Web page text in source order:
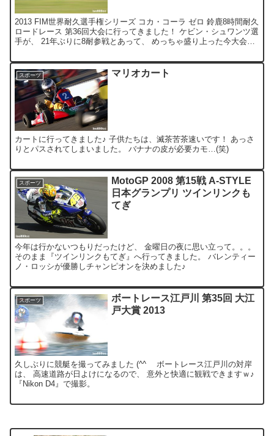
2013 FIM世界耐久選手権シリーズ コカ・コーラ ゼロ 鈴鹿8時間耐久
ロードレース 第36回大会に行ってきました！ ケビン・シュワンツ選
手が、 21年ぶりに8耐参戦とあって、 めっちゃ盛り上った今大会！
スポーツ マリオカート
カートに行ってきました♪ 子供たちは、滅茶苦茶速いです！ あっさ
りとパスされてしまいました。 バナナの皮が必要カモ…(笑)
スポーツ
MotoGP 2008 第15戦 A-STYLE
日本グランプリ ツインリンクも
てぎ
今年は行かないつもりだったけど、 金曜日の夜に思い立って。。。
そのまま『ツインリンクもてぎ』へ行ってきました。 バレンティー
ノ・ロッシが優勝しチャンピオンを決めました♪
スポーツ
ボートレース江戸川 第35回 大江
戸大賞 2013
久しぶりに競艇を撮ってみました (^^ゞ ボートレース江戸川の対岸
は、 高速道路が日よけになるので、 意外と快適に観戦できますｗ♪
『Nikon D4』で撮影。